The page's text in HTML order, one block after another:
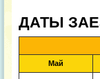
ДАТЫ
Май